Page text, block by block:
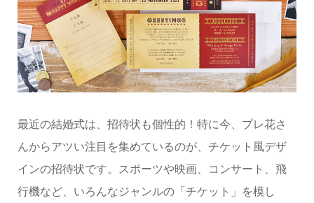
最近の結婚式は、招待状も個性的！特に今、プレ花さ
んからアツい注目を集めているのが、チケット風デザ
インの招待状です。スポーツや映画、コンサート、飛
行機など、いろんなジャンルの「チケット」を模し